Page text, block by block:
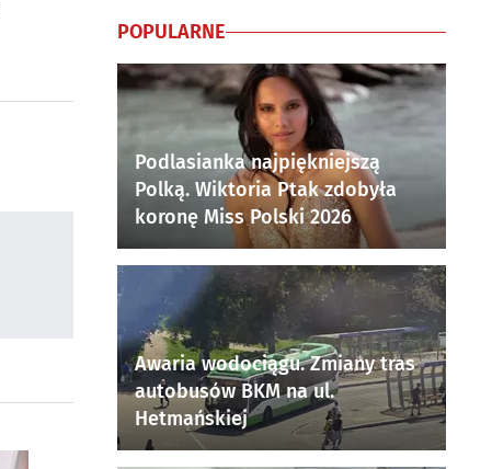
POPULARNE
Podlasianka najpiękniejszą
Polką. Wiktoria Ptak zdobyła
koronę Miss Polski 2026
Awaria wodociągu. Zmiany tras
autobusów BKM na ul.
Hetmańskiej